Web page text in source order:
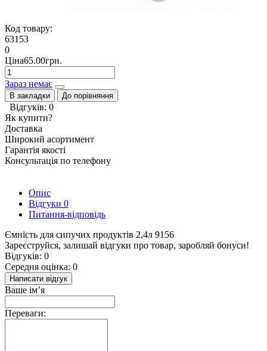
Код товару:
63153
0
Ціна65.00грн.
Зараз немає
В закладки До порівняння
Відгуків: 0
Як купити?
Доставка
Широкий асортимент
Гарантія якості
Консультація по телефону
Опис
Відгуки 0
Питання-відповідь
Ємність для сипучих продуктів 2,4л 9156
Зареєструйся, залишай відгуки про товар, заробляй бонуси!
Відгуків: 0
Середня оцінка: 0
Написати відгук
Ваше ім’я
Переваги: